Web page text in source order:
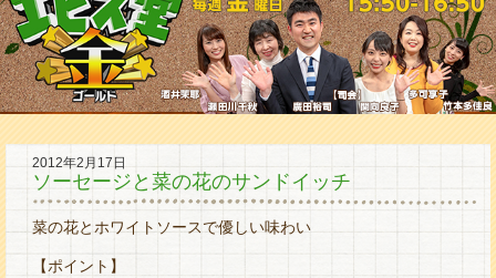
2012年2月17日
ソーセージと菜の花のサンドイッチ
菜の花とホワイトソースで優しい味わい
【ポイント】